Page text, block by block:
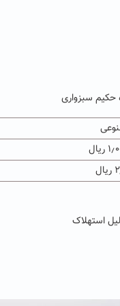
حکیم سبزواری
استهلاک